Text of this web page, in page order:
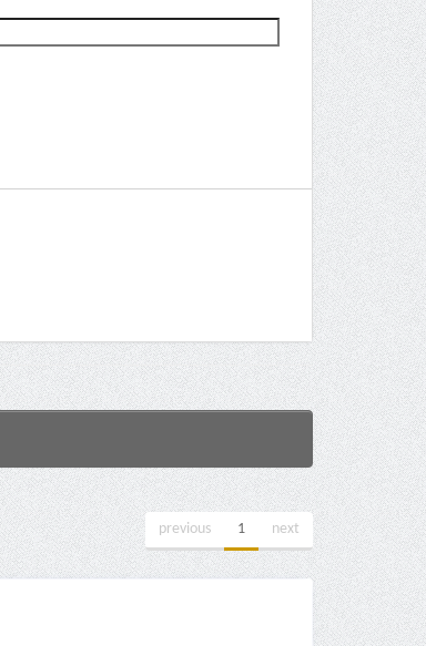
previous 1 next